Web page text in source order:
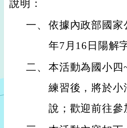
說明：
一、 依據內政部國家
年7月16日陽解
二、 本活動為國小四
練習後，將於
說；歡迎前往